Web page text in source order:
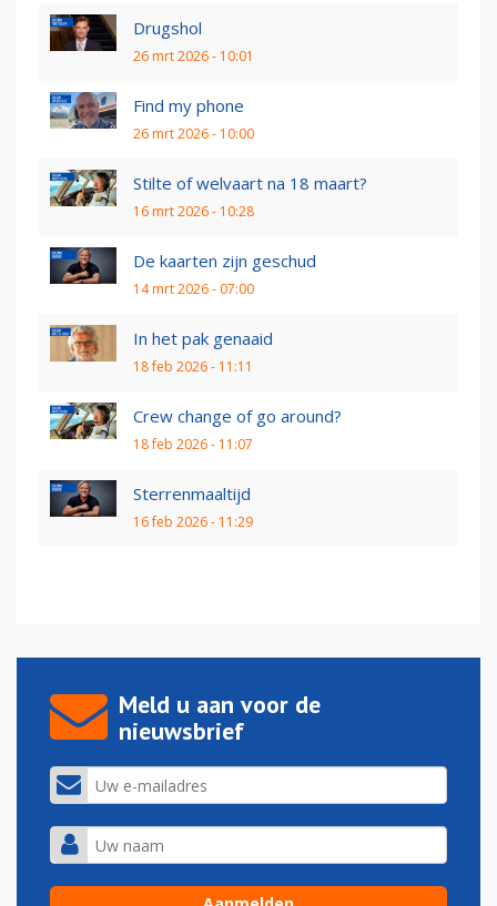
Drugshol
26 mrt 2026 - 10:01
Find my phone
26 mrt 2026 - 10:00
Stilte of welvaart na 18 maart?
16 mrt 2026 - 10:28
De kaarten zijn geschud
14 mrt 2026 - 07:00
In het pak genaaid
18 feb 2026 - 11:11
Crew change of go around?
18 feb 2026 - 11:07
Sterrenmaaltijd
16 feb 2026 - 11:29
Meld u aan voor de
nieuwsbrief